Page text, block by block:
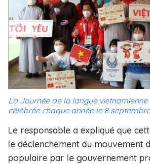
La Journée de la langue vietnamienne
célébrée chaque année le 8
Le responsable a expliqué que
le déclenchement du mouvement
populaire par le gouvernement